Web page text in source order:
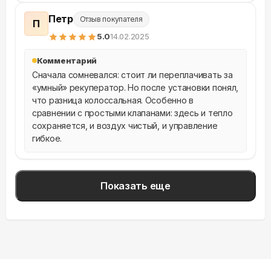
П Петр Отзыв покупателя
5.014.02.2025
Комментарий
Сначала сомневался: стоит ли переплачивать за
«умный» рекуператор. Но после установки понял,
что разница колоссальная. Особенно в
сравнении с простыми клапанами: здесь и тепло
сохраняется, и воздух чистый, и управление
гибкое.
Показать еще